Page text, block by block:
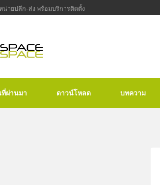
ายปลีก-ส่ง พร้อมบริการติดตั้ง
ที่ผ่านมา ดาวน์โหลด บทความ